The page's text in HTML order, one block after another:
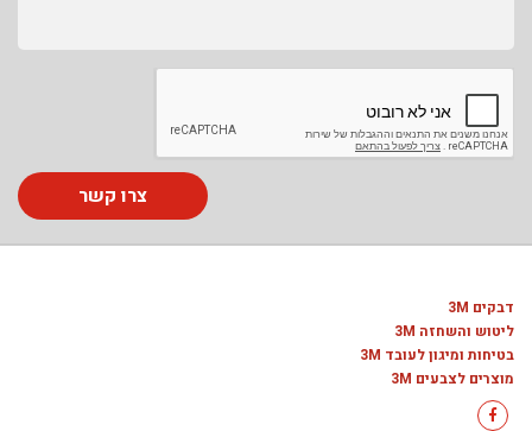
צרו קשר
דבקים 3M
ליטוש והשחזה 3M
בטיחות ומיגון לעובד 3M
מוצרים לצבעים 3M